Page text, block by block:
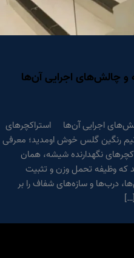
و چالش‌های اجرایی آن‌ها
اجرایی آن‌ها استراکچرهای
رنگین گلس خوش اومدید؛ معرفی
نگهدارنده شیشه، همان
که وظیفه تحمل وزن و تثبیت
درب‌ها و سازه‌های شفاف را بر